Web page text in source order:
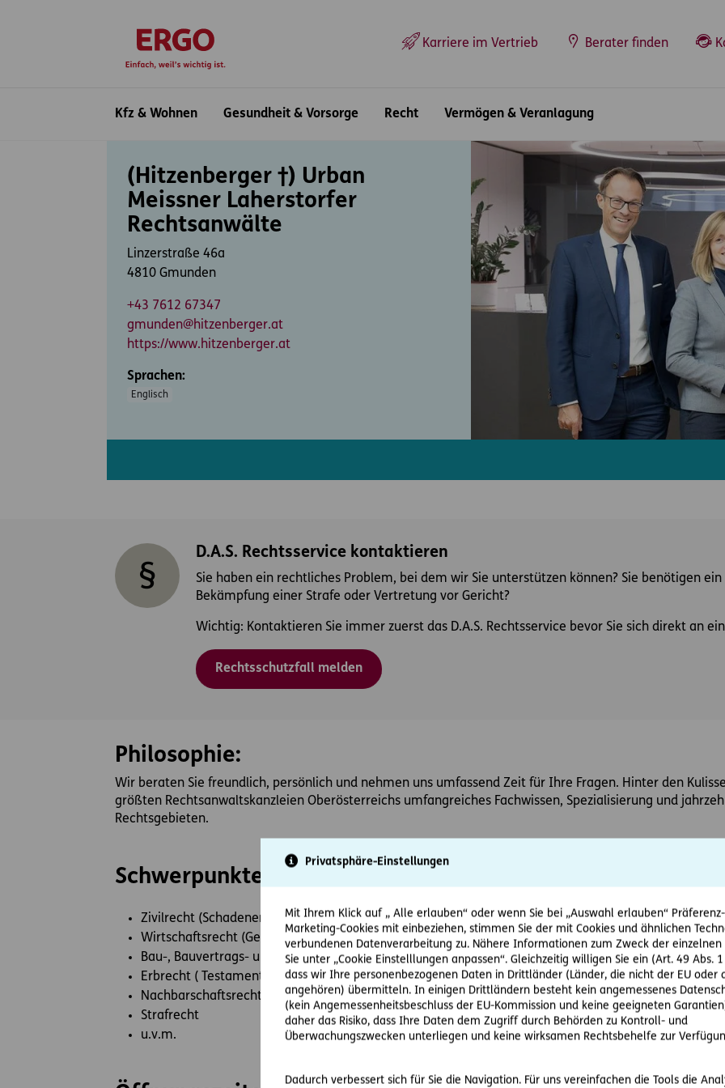
Privatsphäre-Einstellungen
Mit Ihrem Klick auf „ Alle erlauben“ oder wenn Sie bei „Auswahl erlauben“
Marketing-Cookies mit einbeziehen, stimmen Sie der mit Cookies und ähnlichen
verbundenen Datenverarbeitung zu. Nähere Informationen zum Zweck der einzelnen
Sie unter „Cookie Einstelllungen anpassen“. Gleichzeitig willigen Sie ein (Art. 49 Abs. 1
dass wir Ihre personenbezogenen Daten in Drittländer (Länder, die nicht der EU oder
angehören) übermitteln. In einigen Drittländern besteht kein angemessenes
(kein Angemessenheitsbeschluss der EU-Kommission und keine geeigneten
daher das Risiko, dass Ihre Daten dem Zugriff durch Behörden zu Kontroll- und
Überwachungszwecken unterliegen und keine wirksamen Rechtsbehelfe zur
Dadurch verbessert sich für Sie die Navigation. Für uns vereinfachen die Tools die
Karriere im Vertrieb Berater finden
Kfz & Wohnen
Gesundheit & Vorsorge Recht Vermögen & Veranlagung
(Hitzenberger †) Urban
Meissner Laherstorfer
Rechtsanwälte
Linzerstraße 46a
4810 Gmunden
+43 7612 67347
gmunden@hitzenberger.at
https://www.hitzenberger.at
Sprachen:
Englisch
D.A.S. Rechtsservice kontaktieren
Sie haben ein rechtliches Problem, bei dem wir Sie unterstützen können? Sie benötigen
Bekämpfung einer Strafe oder Vertretung vor Gericht?
Wichtig: Kontaktieren Sie immer zuerst das D.A.S. Rechtsservice bevor Sie sich direkt an
Rechtsschutzfall melden
Philosophie:
Wir beraten Sie freundlich, persönlich und nehmen uns umfassend Zeit für Ihre Fragen. Hinter den
größten Rechtsanwaltskanzleien Oberösterreichs umfangreiches Fachwissen, Spezialisierung und
Rechtsgebieten.
Schwerpunkte:
Zivilrecht (Schadenersatzrecht, Unfälle, Versicherungsstreitigkeiten, Mietrecht u.a.)
Wirtschaftsrecht (Gesellschaftsgründung, Anteilsübertragung, Haftungsprozesse, Schadenersatz u.a.)
Bau-, Bauvertrags- und Immobilienrecht (Grundstücks- oder Wohnungskauf, Bewilligungs-/
Erbrecht ( Testamentserrichtung, Pflichtteilsklage, u.a.)
Nachbarschaftsrecht
Strafrecht
u.v.m.